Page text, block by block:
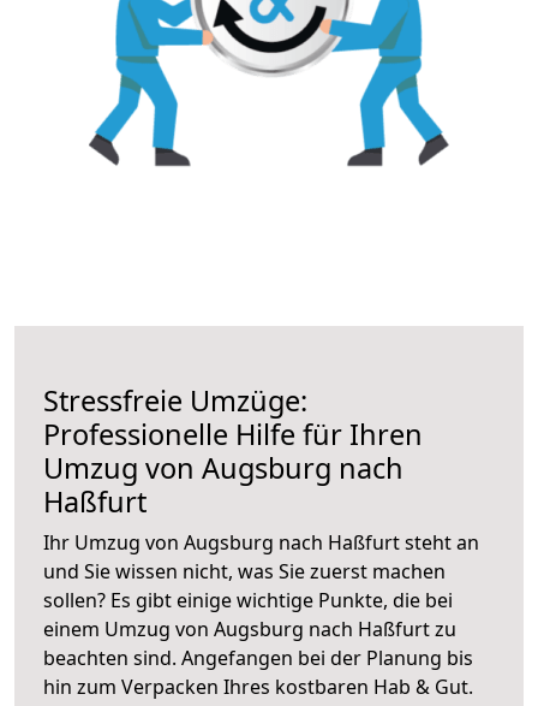
Stressfreie Umzüge:
Professionelle Hilfe für Ihren
Umzug von Augsburg nach
Haßfurt
Ihr Umzug von Augsburg nach Haßfurt steht an
und Sie wissen nicht, was Sie zuerst machen
sollen? Es gibt einige wichtige Punkte, die bei
einem Umzug von Augsburg nach Haßfurt zu
beachten sind. Angefangen bei der Planung bis
hin zum Verpacken Ihres kostbaren Hab & Gut.